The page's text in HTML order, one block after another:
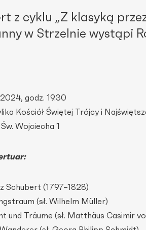
z cyklu „Z klasyką
w Strzelnie wystąpi
godz. 19.30
Kościół Świętej Trójcy i
Wojciecha 1
Schubert (1797–1828)
(sł. Wilhelm Müller)
und Träume (sł. Matthäus Casimir